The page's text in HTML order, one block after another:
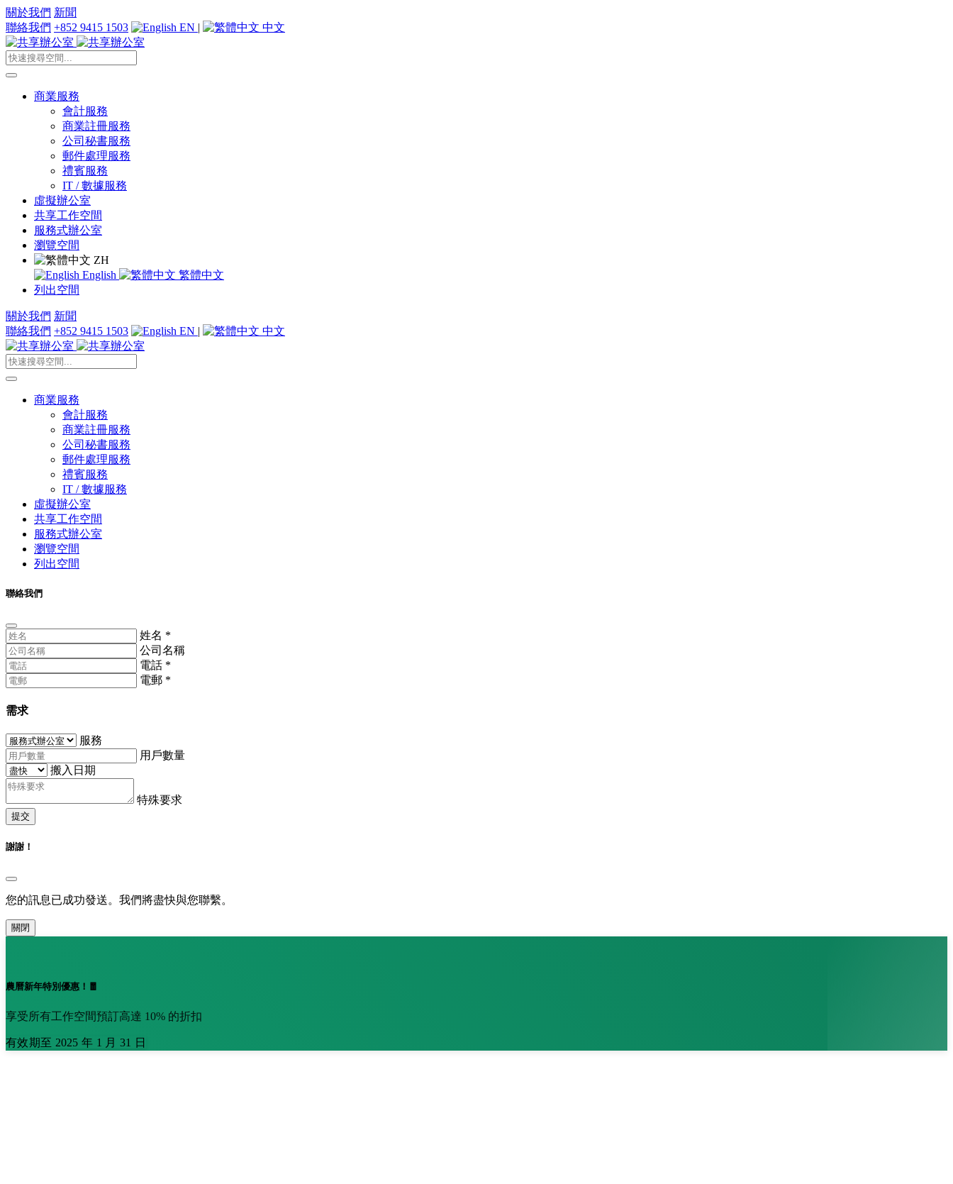
關於我們 新聞
聯絡我們 +852 9415 1503 EN | 中文
商業服務
會計服務
商業註冊服務
公司秘書服務
郵件處理服務
禮賓服務
IT / 數據服務
虛擬辦公室
共享工作空間
服務式辦公室
瀏覽空間
ZH
English
繁體中文
列出空間
關於我們 新聞
聯絡我們 +852 9415 1503 EN | 中文
商業服務
會計服務
商業註冊服務
公司秘書服務
郵件處理服務
禮賓服務
IT / 數據服務
虛擬辦公室
共享工作空間
服務式辦公室
瀏覽空間
列出空間
聯絡我們
姓名 *
公司名稱
電話 *
電郵 *
需求
服務
用戶數量
搬入日期
特殊要求
提交
謝謝！
您的訊息已成功發送。我們將盡快與您聯繫。
關閉
農曆新年特別優惠！🧧
享受所有工作空間預訂高達 10% 的折扣
有效期至 2025 年 1 月 31 日